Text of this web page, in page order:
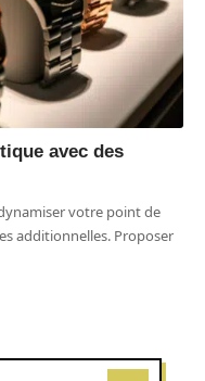
avec des
votre point de
additionnelles. Proposer